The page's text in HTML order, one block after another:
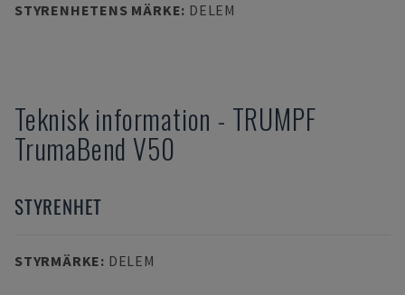
STYRENHETENS MÄRKE: DELEM
Teknisk information - TRUMPF
TrumaBend V50
STYRENHET
STYRMÄRKE: DELEM